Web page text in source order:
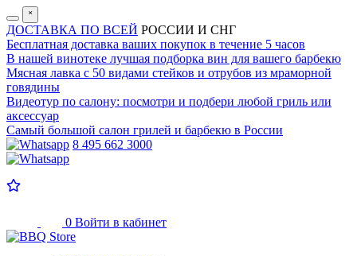
˟
ДОСТАВКА ПО ВСЕЙ РОССИИ И СНГ
Бесплатная доставка ваших покупок в течение 5 часов
В нашей винотеке лучшая подборка вин для вашего барбекю
Мясная лавка с 50 видами стейков и отрубов из мраморной
говядины
Видеотур по салону: посмотри и подбери любой гриль или
аксессуар
Самый большой салон грилей и барбекю в России
8 495 662 3000
0 Войти в кабинет